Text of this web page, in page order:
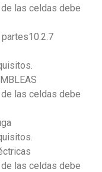
las celdas debe
las celdas debe
las celdas debe